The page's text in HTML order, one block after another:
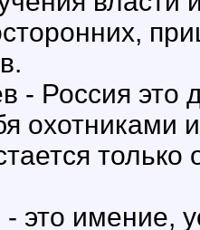
- Россия это
охотниками
- это имение,